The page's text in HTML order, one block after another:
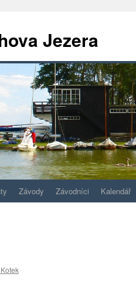
Jezera
Závody Závodníci Kalendář